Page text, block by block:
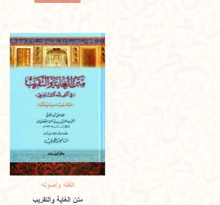
الفقه وأصوله
متن الغاية والتقريب